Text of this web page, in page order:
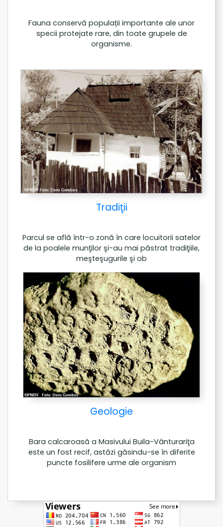
Fauna conservă populații importante ale unor
specii protejate rare, din toate grupele de
organisme.
Tradiţii
Parcul se află într-o zonă în care locuitorii satelor
de la poalele munţilor şi-au mai păstrat tradiţiile,
meşteşugurile şi ob
Geologie
Bara calcaroasă a Masivului Buila-Vânturariţa
este un fost recif, astăzi găsindu-se în diferite
puncte fosilifere urme ale organism